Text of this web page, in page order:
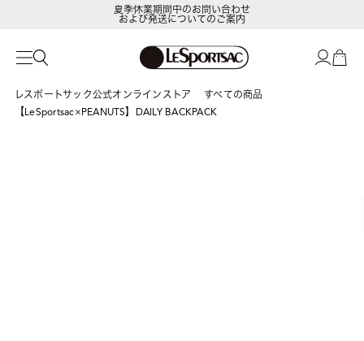
夏季休業期間中のお問い合わせ
および発送についてのご案内
レスポートサック公式オンラインストア
すべての商品
【LeSportsac×PEANUTS】DAILY BACKPACK